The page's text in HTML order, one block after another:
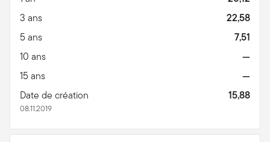
3 ans
22,58
5 ans
7,51
10 ans
—
15 ans
—
Date de création
08.11.2019
15,88